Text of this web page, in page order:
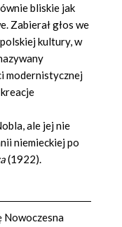
bliskie jak
Zabierał głos we
kultury, w
modernistycznej
ale jej nie
niemieckiej po
(1922).
Nowoczesna